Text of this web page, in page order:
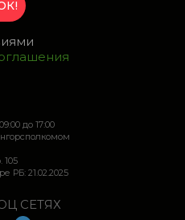
до 17:00
105
РБ: 21.02.2025
СЕТЯХ